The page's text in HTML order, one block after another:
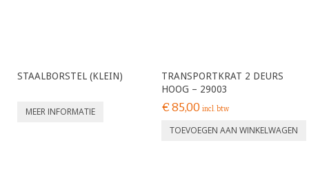
STAALBORSTEL (KLEIN)
MEER INFORMATIE
TRANSPORTKRAT 2 DEURS
HOOG – 29003
€85,00 incl. btw
TOEVOEGEN AAN WINKELWAGEN